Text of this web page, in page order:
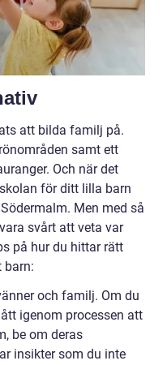
att bilda familj på.
samt ett
Och när det
för ditt lilla barn
Men med så
svårt att veta var
på hur du hittar rätt
barn:
och familj. Om du
igenom processen att
be om deras
insikter som du inte